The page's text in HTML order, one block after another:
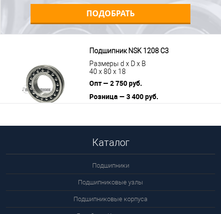
ПОДОБРАТЬ
Подшипник NSK 1208 C3
Размеры d x D x B
40 x 80 x 18
Опт — 2 750 руб.
Розница — 3 400 руб.
Каталог
Подшипники
Подшипниковые узлы
Подшипниковые корпуса